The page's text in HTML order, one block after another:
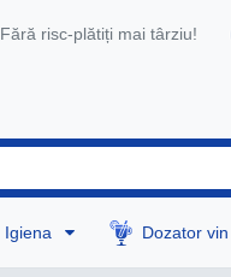
Fără risc-plătiți mai târziu!
Igiena Dozator